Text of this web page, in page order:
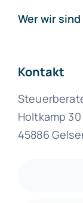
Wer wir sind
Kontakt
Holtkamp 30
45886